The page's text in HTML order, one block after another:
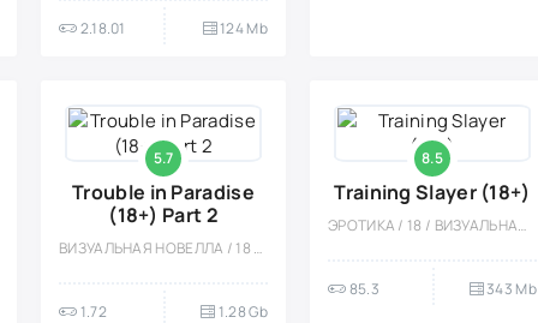
2.18.01 124 Mb
5.7
Trouble in Paradise
(18+) Part 2
ВИЗУАЛЬНАЯ НОВЕЛЛА / 18 / ОФЛАЙН / АНИМЕ / БОЛЬШАЯ / ЭРОТИКА
1.72 1.28 Gb
8.5
Training Slayer (18+)
ЭРОТИКА / 18 / ВИЗУАЛЬНАЯ НОВЕЛЛА / АНИМЕ / КАЗУАЛЬНЫЕ
85.3 343 Mb